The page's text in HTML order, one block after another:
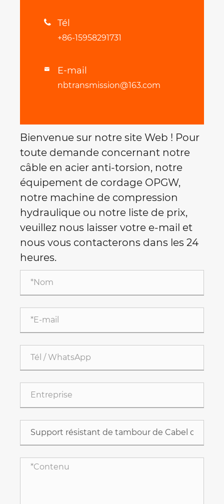
 Tél
+86-15958291731
 E-mail
nbtransmission@163.com
Bienvenue sur notre site Web ! Pour
toute demande concernant notre
câble en acier anti-torsion, notre
équipement de cordage OPGW,
notre machine de compression
hydraulique ou notre liste de prix,
veuillez nous laisser votre e-mail et
nous vous contacterons dans les 24
heures.